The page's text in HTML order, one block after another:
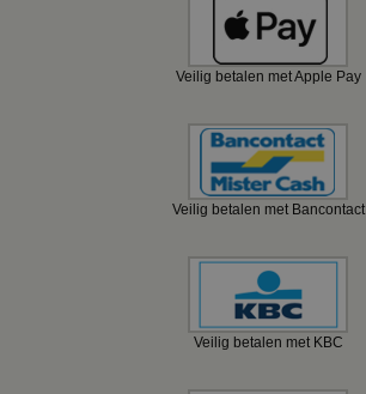
Veilig betalen met Apple Pay
Veilig betalen met Bancontact
Veilig betalen met KBC